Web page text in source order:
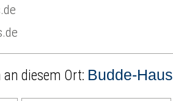
diesem Ort: Budde-Haus